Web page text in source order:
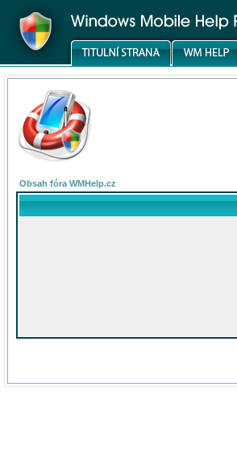
Obsah fóra WMHelp.cz